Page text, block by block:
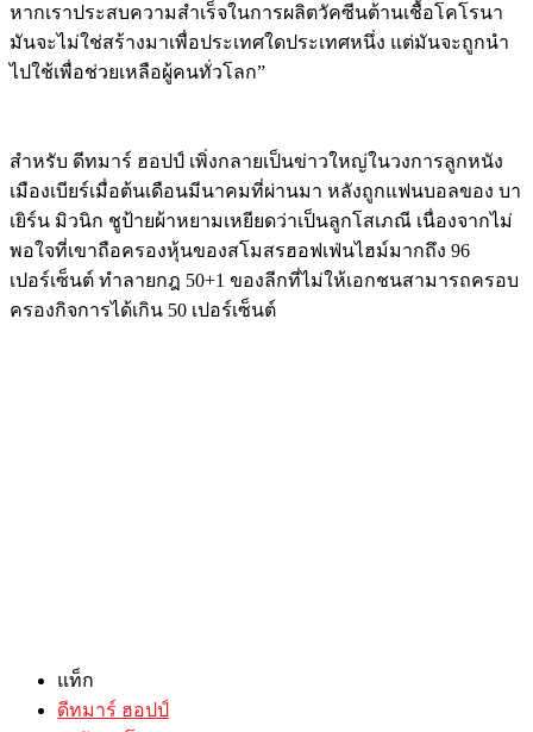
หากเราประสบความสำเร็จในการผลิตวัคซีนต้านเชื้อโคโรนา
มันจะไม่ใช่สร้างมาเพื่อประเทศใดประเทศหนึ่ง แต่มันจะถูกนำ
ไปใช้เพื่อช่วยเหลือผู้คนทั่วโลก”
สำหรับ ดีทมาร์ ฮอปป์ เพิ่งกลายเป็นข่าวใหญ่ในวงการลูกหนัง
เมืองเบียร์เมื่อต้นเดือนมีนาคมที่ผ่านมา หลังถูกแฟนบอลของ บา
เยิร์น มิวนิก ชูป้ายผ้าหยามเหยียดว่าเป็นลูกโสเภณี เนื่องจากไม่
พอใจที่เขาถือครองหุ้นของสโมสรฮอฟเฟ่นไฮม์มากถึง 96
เปอร์เซ็นต์ ทำลายกฎ 50+1 ของลีกที่ไม่ให้เอกชนสามารถครอบ
ครองกิจการได้เกิน 50 เปอร์เซ็นต์
แท็ก
ดีทมาร์ ฮอปป์